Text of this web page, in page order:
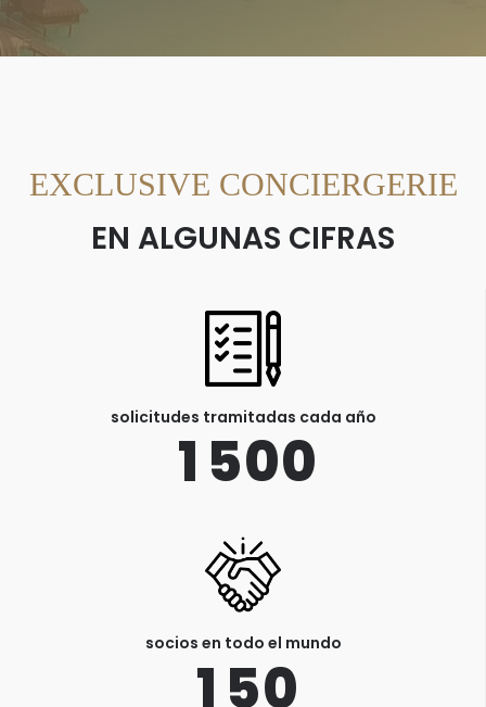
EXCLUSIVE CONCIERGERIE
EN ALGUNAS CIFRAS
solicitudes tramitadas cada año
1 500
socios en todo el mundo
1 50